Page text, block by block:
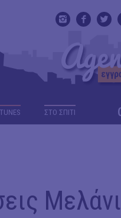
ΣΤΟ ΣΠΙΤΙ
Μελάνι